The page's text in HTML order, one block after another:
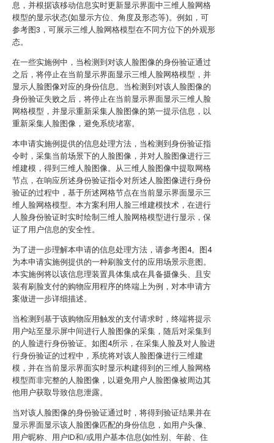
息，并根据该移动信息实时更新显示界面中三维人脸网格
模型的显示状态(如显示方位、角度及形态等)。例如，可
参考图3，可展示三维人脸网格模型在不同方位下的外观形
态。
在一些实施例中，当检测到对该人脸图像的身份验证通过
之后，将停止在当前显示界面显示三维人脸网格模型，并
显示人脸图像对应的身份信息。当检测到对该人脸图像的
身份验证失败之后，将停止在当前显示界面显示三维人脸
网格模型，并显示重新采集人脸图像的第一提示信息，以
重新采集人脸图像，避免系统堵塞。
本申请实施例提供的信息处理方法，当检测到身份验证指
令时，采集当前场景下的人脸图像，并对人脸图像进行三
维建模，得到三维人脸图像。从三维人脸图像中提取网格
节点，在响应所述身份验证指令对所述人脸图像进行身份
验证的过程中，基于所述网格节点在当前显示界面显示三
维人脸网格模型。本方案利用人脸三维建模技术，在进行
人脸身份验证时实时绘制三维人脸网格模型进行显示，保
证了用户信息的安全性。
为了进一步理解本申请的信息处理方法，请参考图4。图4
为本申请实施例提供的一种刷脸支付的应用场景示意图。
本实施例将以该信息理装置具体集成在具备摄像头、且安
装有刷脸支付的购物应用程序的终端上为例，对本申请方
案做进一步详细描述。
当检测到基于该购物应用触发的支付请求时，终端将提示
用户站至显示屏中间进行人脸图像的采集，随后对采集到
的人脸进行身份验证。如图4所示，在采集人脸及对人脸进
行身份验证的过程中，系统将对该人脸图像进行三维建
模，并在当前显示界面实时显示构建得到的三维人脸网格
模型而非完整的人脸图像，以避免用户人脸图像被周边其
他用户获取导致信息泄露。
当对该人脸图像的身份验证通过时，将得到验证结果并在
显示界面显示该人脸图像匹配的身份信息，如用户头像、
用户昵称、用户ID和/或用户基本信息(如性别、年龄、住